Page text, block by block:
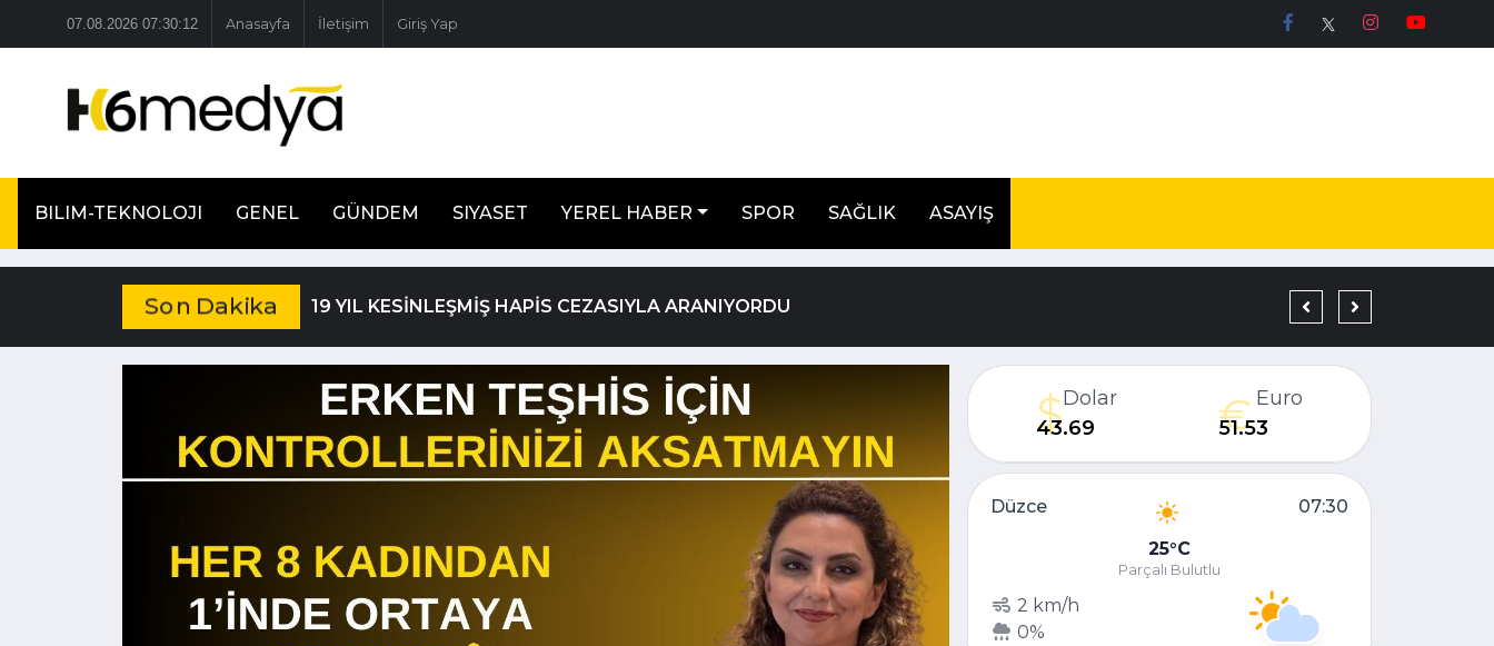
07.08.2026 07:30:13 Anasayfa İletişim Giriş Yap
BILIM-TEKNOLOJI GENEL GÜNDEM SIYASET YEREL HABER SPOR SAĞLIK ASAYIŞ
Son Dakika 19 YIL KESİNLEŞMİŞ HAPİS CEZASIYLA ARANIYORDU DÜZCE’DE BİR
Dolar
43.69
Euro
51.53
Düzce
07:30
25 C
Parçalı Bulutlu
2 km/h
0%